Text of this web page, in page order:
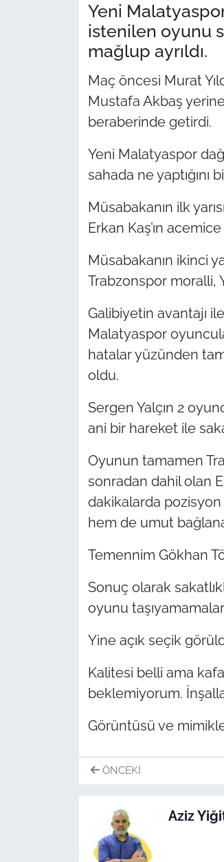
Yeni
istenilen oyunu
mağlup ayrıldı.
Maç öncesi Murat
Mustafa Akbaş yerine
beraberinde getirdi.
Yeni Malatyaspor
sahada ne yaptığını
Müsabakanın ilk
Erkan Kaş’ın
Müsabakanın ikinci
Trabzonspor moralli,
Galibiyetin avantajı
Malatyaspor
hatalar yüzünden
oldu.
Sergen Yalçın 2
ani bir hareket ile
Oyunun tamamen
sonradan dahil olan
dakikalarda
hem de umut
Temennim Gökhan
Sonuç olarak
oyunu
Yine açık seçik
Kalitesi belli ama
beklemiyorum.
Görüntüsü ve
ÖNCEKI
Aziz